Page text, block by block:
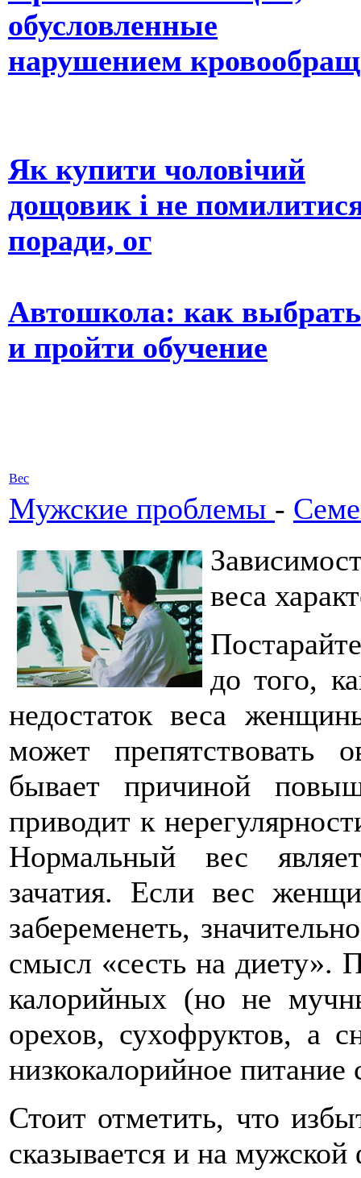
обусловленные
нарушением
Як купити чоловічий
дощовик і не
поради, ог
Автошкола: как выбрать
и пройти обучение
Вес
Мужские проблемы -
веса
до того,
недостаток веса
может препятствовать
бывает причиной
приводит к
Нормальный вес
зачатия. Если вес
забеременеть,
смысл «сесть на
калорийных (но не
орехов, сухофруктов, а
низкокалорийное
Стоит отметить, что
сказывается и на мужской